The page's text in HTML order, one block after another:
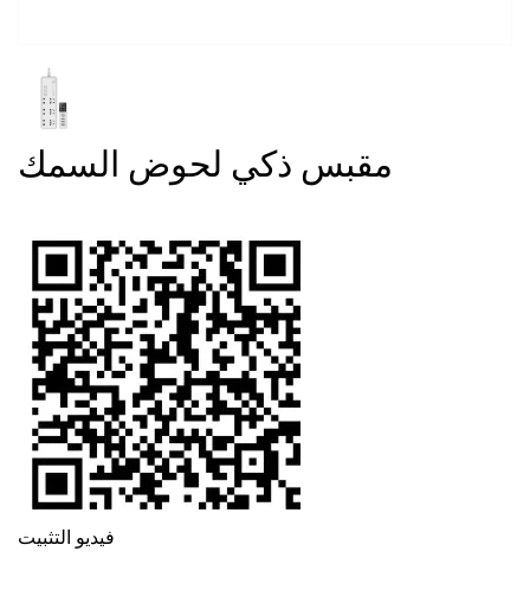
مقبس ذكي لحوض السمك
فيديو التثبيت